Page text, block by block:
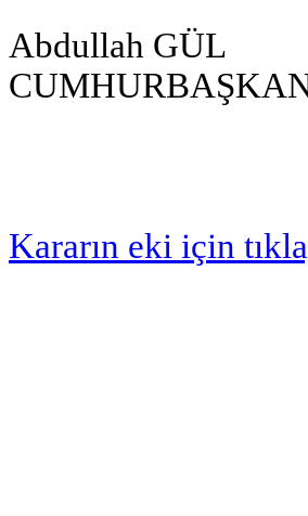
Abdullah GÜL
Kararın eki için